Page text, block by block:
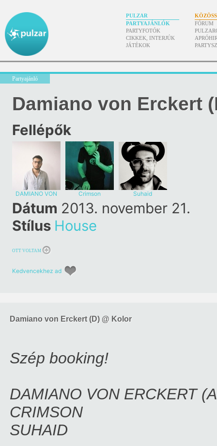
PULZAR
PARTYAJÁNLÓK
PARTYFOTÓK
CIKKEK, INTERJÚK
JÁTÉKOK
FÓRUM
Partyajánló
Damiano von Erckert
Fellépők
DAMIANO VON
ERCKERT
Crimson Suhaid
Dátum 2013. november 21.
Stílus House
OTT VOLTAM
Kedvencekhez ad
Damiano von Erckert (D) @ Kolor
Szép booking!
DAMIANO VON ERCKERT
CRIMSON
SUHAID